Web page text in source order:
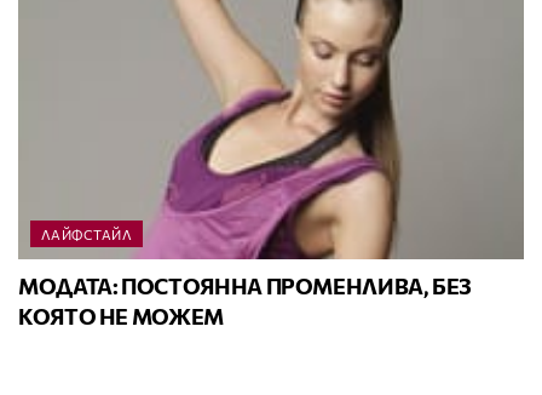
ЛАЙФСТАЙЛ
МОДАТА: ПОСТОЯННА ПРОМЕНЛИВА, БЕЗ
КОЯТО НЕ МОЖЕМ